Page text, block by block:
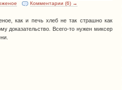
Комментарии (6) →
как и печь хлеб не так страшно как
доказательство. Всего-то нужен миксер